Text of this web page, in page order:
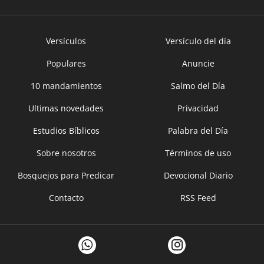
Versículos
Versículo del día
Populares
Anuncie
10 mandamientos
Salmo del Día
Ultimas novedades
Privacidad
Estudios Bíblicos
Palabra del Día
Sobre nosotros
Términos de uso
Bosquejos para Predicar
Devocional Diario
Contacto
RSS Feed